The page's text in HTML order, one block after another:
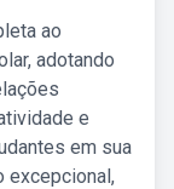
ao
adotando
e
em sua
excepcional,